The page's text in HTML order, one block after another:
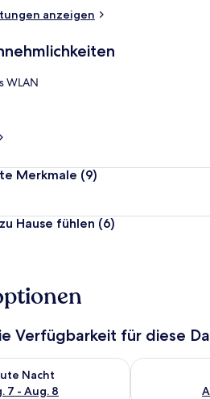
anzeigen
WLAN
Merkmale (9)
Hause fühlen (6)
Verfügbarkeit für diese
Nacht
7 - Aug. 8
für heute Nacht, Aug. 7
Überprüfe